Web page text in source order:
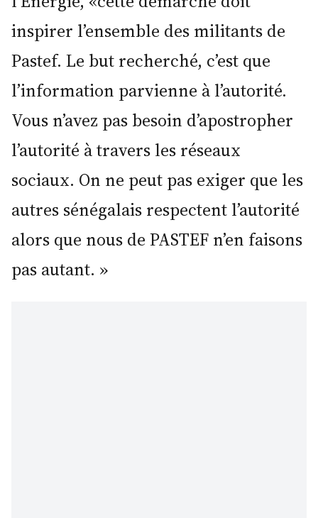
inspirer l’ensemble des militants de
Pastef. Le but recherché, c’est que
l’information parvienne à l’autorité.
Vous n’avez pas besoin d’apostropher
l’autorité à travers les réseaux
sociaux. On ne peut pas exiger que les
autres sénégalais respectent l’autorité
alors que nous de PASTEF n’en faisons
pas autant. »